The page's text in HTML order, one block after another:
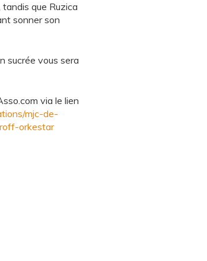
que Ruzica
sonner son
sucrée vous sera
via le lien
mjc-de-
orkestar